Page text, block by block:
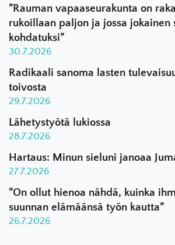
”Rauman vapaaseurakunta on
rukoillaan paljon ja jossa jokainen
kohdatuksi”
30.7.2026
Radikaali sanoma lasten
toivosta
29.7.2026
Lähetystyötä lukiossa
28.7.2026
Hartaus: Minun sieluni janoaa
27.7.2026
”On ollut hienoa nähdä, kuinka
suunnan elämäänsä työn kautta”
26.7.2026